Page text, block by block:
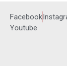
Facebook
Youtube